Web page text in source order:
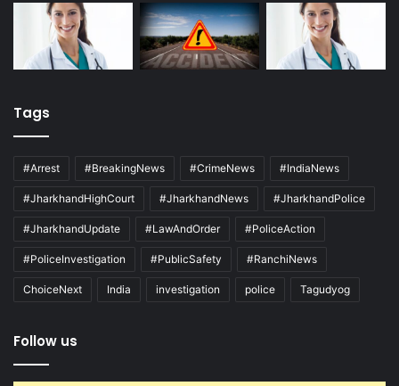
Tags
#Arrest #BreakingNews #CrimeNews #IndiaNews
#JharkhandHighCourt #JharkhandNews #JharkhandPolice
#JharkhandUpdate #LawAndOrder #PoliceAction
#PoliceInvestigation #PublicSafety #RanchiNews
ChoiceNext India investigation police Tagudyog
Follow us